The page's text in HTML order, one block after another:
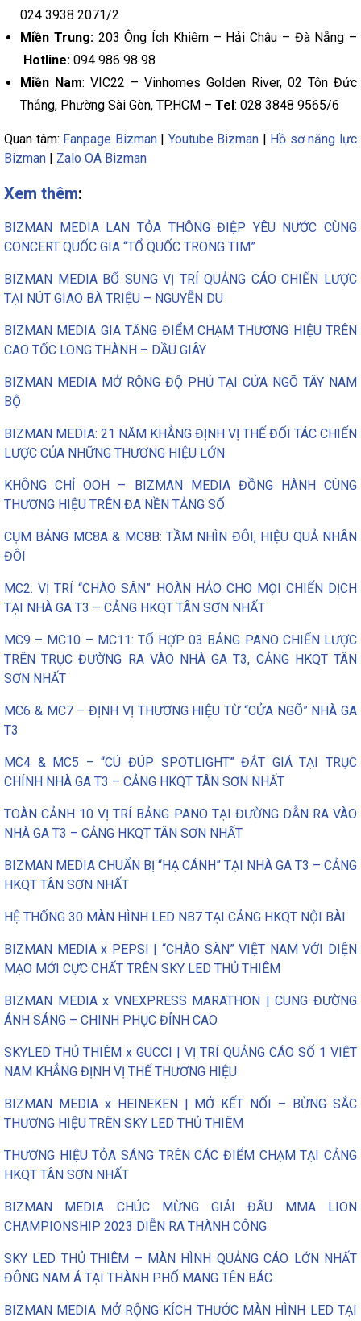
024 3938 2071/2
Miền Trung:203 Ông Ích Khiêm – Hải Châu – Đà Nẵng –
Hotline: 094 986 98 98
Miền Nam: VIC22 – Vinhomes Golden River, 02 Tôn Đức
Thắng, Phường Sài Gòn, TP.HCM – Tel : 028 3848 9565/6
Quan tâm: Fanpage Bizman| Youtube Bizman
Hồ sơ năng lực
Bizman
Zalo OA Bizman
Xem thêm:
BIZMAN MEDIA LAN TỎA THÔNG ĐIỆP YÊU NƯỚC CÙNG
CONCERT QUỐC GIA “TỔ QUỐC TRONG TIM”
BIZMAN MEDIA BỔ SUNG VỊ TRÍ QUẢNG CÁO CHIẾN LƯỢC
TẠI NÚT GIAO BÀ TRIỆU – NGUYỄN DU
BIZMAN MEDIA GIA TĂNG ĐIỂM CHẠM THƯƠNG HIỆU TRÊN
CAO TỐC LONG THÀNH – DẦU GIÂY
BIZMAN MEDIA MỞ RỘNG ĐỘ PHỦ TẠI CỬA NGÕ TÂY NAM
BỘ
BIZMAN MEDIA: 21 NĂM KHẲNG ĐỊNH VỊ THẾ ĐỐI TÁC CHIẾN
LƯỢC CỦA NHỮNG THƯƠNG HIỆU LỚN
KHÔNG CHỈ OOH – BIZMAN MEDIA ĐỒNG HÀNH CÙNG
THƯƠNG HIỆU TRÊN ĐA NỀN TẢNG SỐ
CỤM BẢNG MC8A & MC8B: TẦM NHÌN ĐÔI, HIỆU QUẢ NHÂN
ĐÔI
MC2: VỊ TRÍ “CHÀO SÂN” HOÀN HẢO CHO MỌI CHIẾN DỊCH
TẠI NHÀ GA T3 – CẢNG HKQT TÂN SƠN NHẤT
MC9 – MC10 – MC11: TỔ HỢP 03 BẢNG PANO CHIẾN LƯỢC
TRÊN TRỤC ĐƯỜNG RA VÀO NHÀ GA T3, CẢNG HKQT TÂN
SƠN NHẤT
MC6 & MC7 – ĐỊNH VỊ THƯƠNG HIỆU TỪ “CỬA NGÕ” NHÀ GA
T3
MC4 & MC5 – “CÚ ĐÚP SPOTLIGHT” ĐẮT GIÁ TẠI TRỤC
CHÍNH NHÀ GA T3 – CẢNG HKQT TÂN SƠN NHẤT
TOÀN CẢNH 10 VỊ TRÍ BẢNG PANO TẠI ĐƯỜNG DẪN RA VÀO
NHÀ GA T3 – CẢNG HKQT TÂN SƠN NHẤT
BIZMAN MEDIA CHUẨN BỊ “HẠ CÁNH” TẠI NHÀ GA T3 – CẢNG
HKQT TÂN SƠN NHẤT
HỆ THỐNG 30 MÀN HÌNH LED NB7 TẠI CẢNG HKQT NỘI BÀI
BIZMAN MEDIA x PEPSI | “CHÀO SÂN” VIỆT NAM VỚI DIỆN
MẠO MỚI CỰC CHẤT TRÊN SKY LED THỦ THIÊM
BIZMAN MEDIA x VNEXPRESS MARATHON | CUNG ĐƯỜNG
ÁNH SÁNG – CHINH PHỤC ĐỈNH CAO
SKYLED THỦ THIÊM x GUCCI | VỊ TRÍ QUẢNG CÁO SỐ 1 VIỆT
NAM KHẲNG ĐỊNH VỊ THẾ THƯƠNG HIỆU
BIZMAN MEDIA x HEINEKEN | MỞ KẾT NỐI – BỪNG SẮC
THƯƠNG HIỆU TRÊN SKY LED THỦ THIÊM
THƯƠNG HIỆU TỎA SÁNG TRÊN CÁC ĐIỂM CHẠM TẠI CẢNG
HKQT TÂN SƠN NHẤT
BIZMAN MEDIA CHÚC MỪNG GIẢI ĐẤU MMA LION
CHAMPIONSHIP 2023 DIỄN RA THÀNH CÔNG
SKY LED THỦ THIÊM – MÀN HÌNH QUẢNG CÁO LỚN NHẤT
ĐÔNG NAM Á TẠI THÀNH PHỐ MANG TÊN BÁC
BIZMAN MEDIA MỞ RỘNG KÍCH THƯỚC MÀN HÌNH LED TẠI